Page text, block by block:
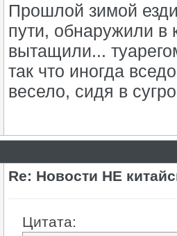
Прошлой зимой
пути, обнаружили в
вытащили...
так что иногда
весело, сидя в
Re: Новости НЕ
Цитата: